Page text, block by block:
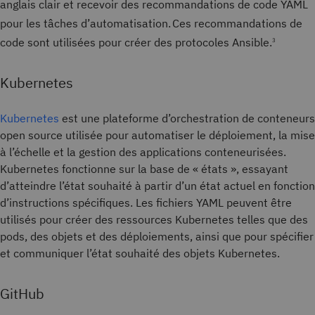
anglais clair et recevoir des recommandations de code YAML
pour les tâches d’automatisation. Ces recommandations de
code sont utilisées pour créer des protocoles Ansible. 3
Kubernetes
Kubernetes est une plateforme d’orchestration de conteneurs
open source utilisée pour automatiser le déploiement, la mise
à l’échelle et la gestion des applications conteneurisées.
Kubernetes fonctionne sur la base de « états », essayant
d’atteindre l’état souhaité à partir d’un état actuel en fonction
d’instructions spécifiques. Les fichiers YAML peuvent être
utilisés pour créer des ressources Kubernetes telles que des
pods, des objets et des déploiements, ainsi que pour spécifier
et communiquer l’état souhaité des objets Kubernetes.
GitHub